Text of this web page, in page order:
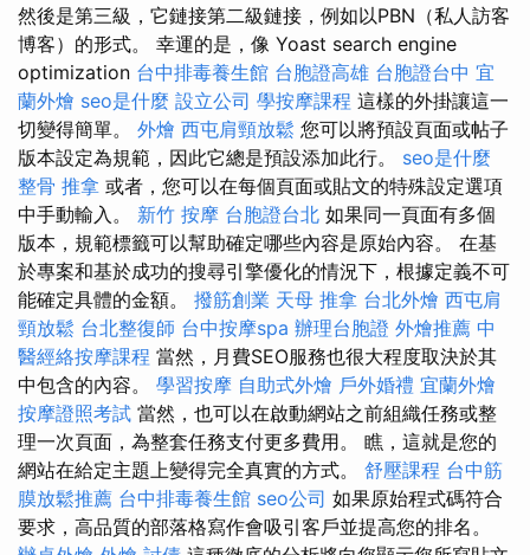
然後是第三級，它鏈接第二級鏈接，例如以PBN（私人訪客
博客）的形式。 幸運的是，像 Yoast search engine
optimization 台中排毒養生館 台胞證高雄 台胞證台中 宜
蘭外燴 seo是什麼 設立公司 學按摩課程 這樣的外掛讓這一
切變得簡單。 外燴 西屯肩頸放鬆 您可以將預設頁面或帖子
版本設定為規範，因此它總是預設添加此行。 seo是什麼
整骨 推拿 或者，您可以在每個頁面或貼文的特殊設定選項
中手動輸入。 新竹 按摩 台胞證台北 如果同一頁面有多個
版本，規範標籤可以幫助確定哪些內容是原始內容。 在基
於專案和基於成功的搜尋引擎優化的情況下，根據定義不可
能確定具體的金額。 撥筋創業 天母 推拿 台北外燴 西屯肩
頸放鬆 台北整復師 台中按摩spa 辦理台胞證 外燴推薦 中
醫經絡按摩課程 當然，月費SEO服務也很大程度取決於其
中包含的內容。 學習按摩 自助式外燴 戶外婚禮 宜蘭外燴
按摩證照考試 當然，也可以在啟動網站之前組織任務或整
理一次頁面，為整套任務支付更多費用。 瞧，這就是您的
網站在給定主題上變得完全真實的方式。 舒壓課程 台中筋
膜放鬆推薦 台中排毒養生館 seo公司 如果原始程式碼符合
要求，高品質的部落格寫作會吸引客戶並提高您的排名。